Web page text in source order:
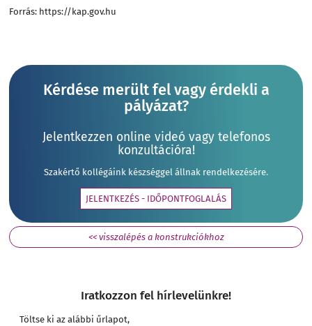
Forrás: https://kap.gov.hu
Kérdése merült fel vagy érdekli a
pályázat?
Jelentkezzen online videó vagy telefonos
konzultációra!
Szakértő kollégáink készséggel állnak rendelkezésére.
JELENTKEZÉS - IDŐPONTFOGLALÁS
<< visszalépés a konstrukciókhoz
Iratkozzon fel hírlevelünkre!
Töltse ki az alábbi űrlapot,